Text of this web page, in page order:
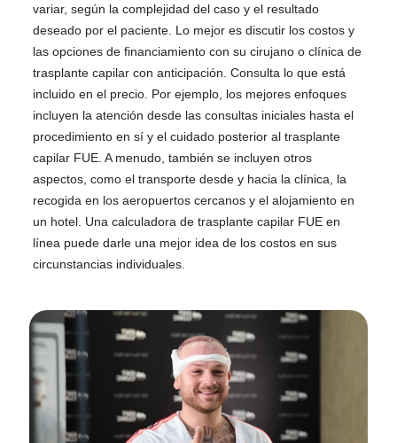
variar, según la complejidad del caso y el resultado
deseado por el paciente. Lo mejor es discutir los costos y
las opciones de financiamiento con su cirujano o clínica de
trasplante capilar con anticipación. Consulta lo que está
incluido en el precio. Por ejemplo, los mejores enfoques
incluyen la atención desde las consultas iniciales hasta el
procedimiento en sí y el cuidado posterior al trasplante
capilar FUE. A menudo, también se incluyen otros
aspectos, como el transporte desde y hacia la clínica, la
recogida en los aeropuertos cercanos y el alojamiento en
un hotel. Una calculadora de trasplante capilar FUE en
línea puede darle una mejor idea de los costos en sus
circunstancias individuales.